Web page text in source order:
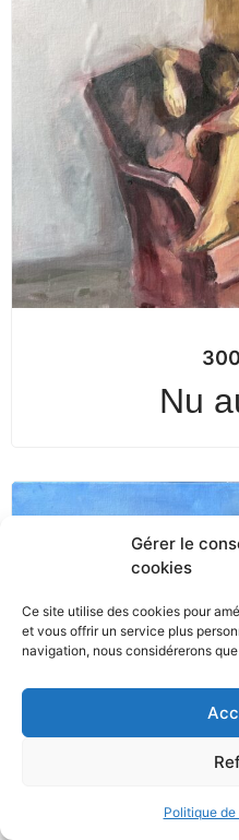
Gérer le
cookies
Ce site utilise des cookies pour
et vous offrir un service plus
navigation, nous considérerons
Politique
Nu